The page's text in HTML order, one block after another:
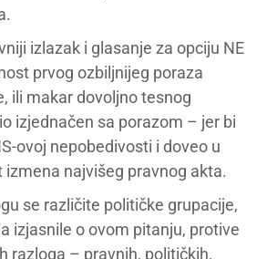
izlazak i glasanje za opciju NE
prvog ozbiljnijeg poraza
ili makar dovoljno tesnog
izjednačen sa porazom – jer bi
ovoj nepobedivosti i doveo u
najvišeg pravnog akta.
se različite političke grupacije,
izjasnile o ovom pitanju, protive
razloga – pravnih, političkih,